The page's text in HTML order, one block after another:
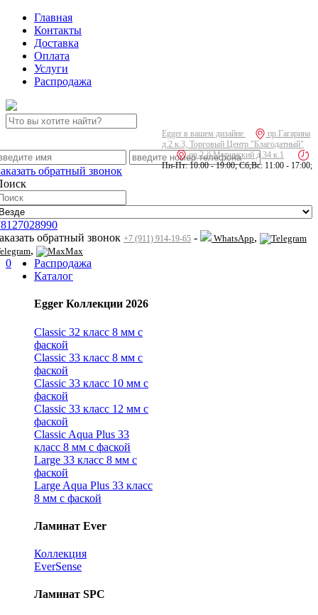
Главная
Контакты
Доставка
Оплата
Услуги
Распродажа
Egger в вашем дизайне
пр.Гагарина
д.2 к.3, Торговый Центр "Благодатный"
пр.2-й Муринский д.34 к.1
Пн-Пт: 10:00 - 19:00; Сб,Вс: 11:00 - 17:00;
обратный звонок
обратный звонок +7 (911) 914-19-65 - WhatsApp,
, Max
0
Распродажа
Каталог
Egger Коллекции 2026
Classic 32 класс 8 мм с
фаской
Classic 33 класс 8 мм с
фаской
Classic 33 класс 10 мм с
фаской
Classic 33 класс 12 мм с
фаской
Classic Aqua Plus 33
класс 8 мм с фаской
Large 33 класс 8 мм с
фаской
Large Aqua Plus 33 класс
8 мм с фаской
Ламинат Ever
Коллекция
EverSense
Ламинат SPC